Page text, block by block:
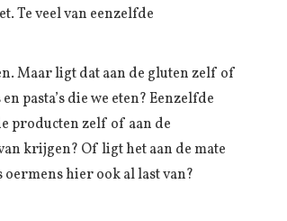
Te veel van eenzelfde
Maar ligt dat aan de gluten zelf of
pasta’s die we eten? Eenzelfde
producten zelf of aan de
krijgen? Of ligt het aan de mate
hier ook al last van?